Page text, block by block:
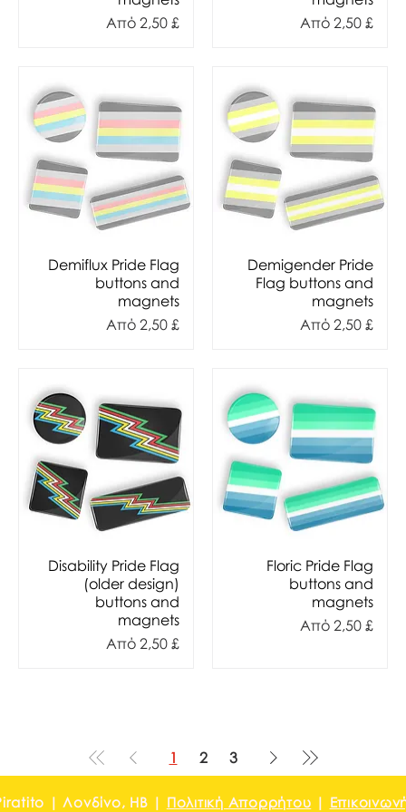
Από 2,50 £
Τιμή Έκπτωσης
Από 2,50 £
Τιμή Έκπτωσης
Demiflux Pride Flag
buttons and
magnets
Από 2,50 £
Τιμή Έκπτωσης
Demigender Pride
Flag buttons and
magnets
Από 2,50 £
Τιμή Έκπτωσης
Disability Pride Flag
(older design)
buttons and
magnets
Από 2,50 £
Τιμή Έκπτωσης
Floric Pride Flag
buttons and
magnets
Από 2,50 £
Τιμή Έκπτωσης
1 2 3
| Λονδίνο, ΗΒ | Πολιτική Απορρήτου |